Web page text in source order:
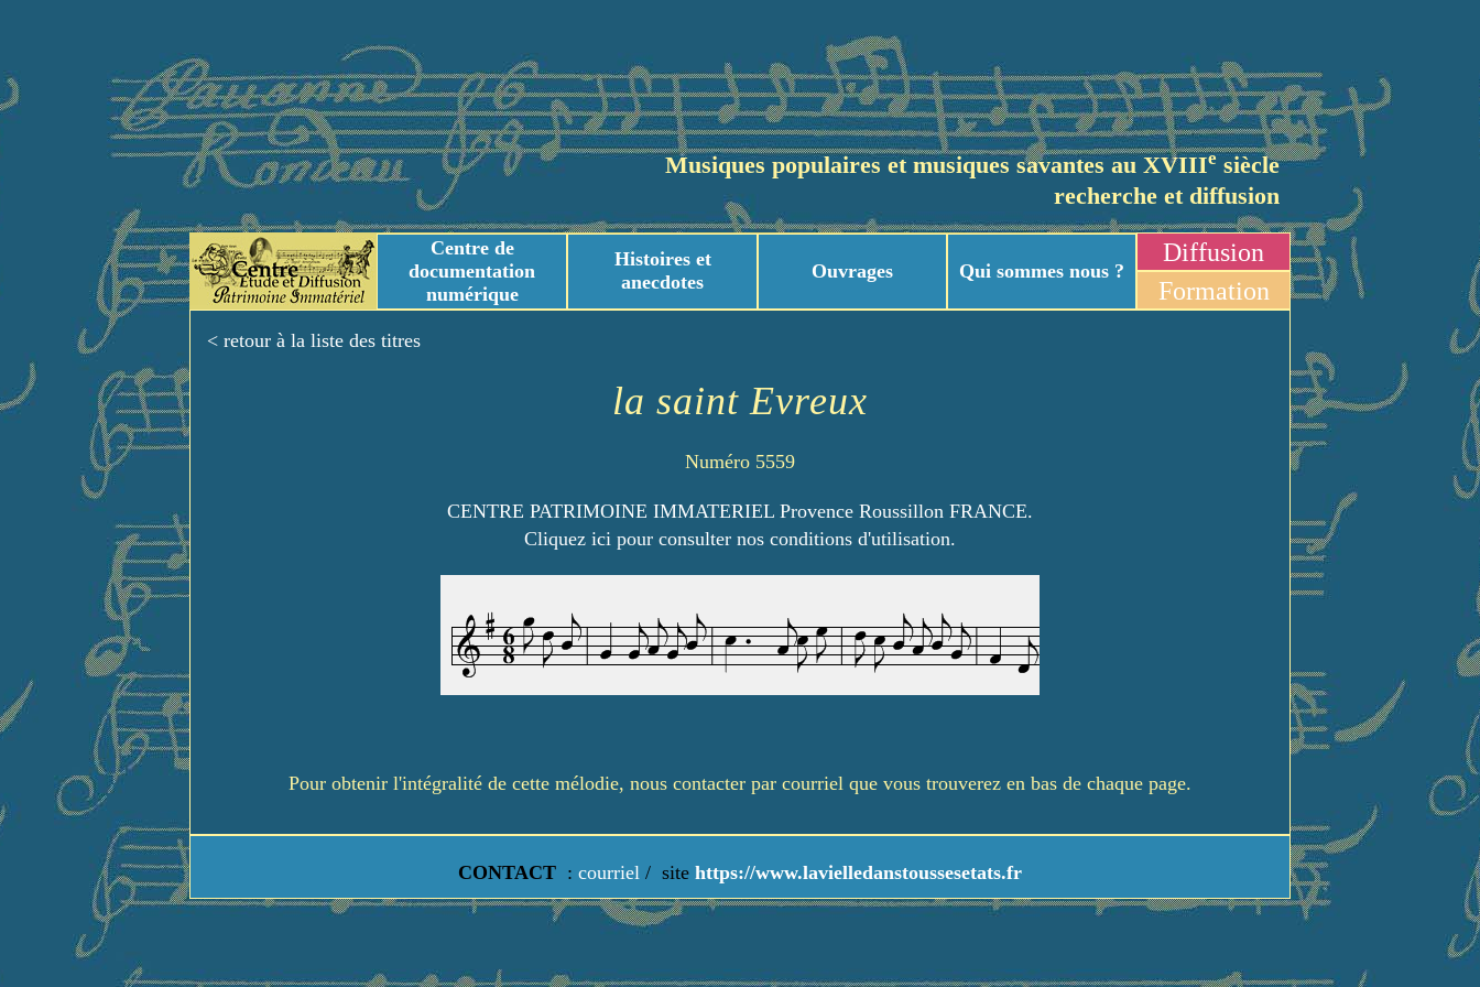
Musiques populaires et musiques savantes au XVIIIesiècle
recherche et diffusion
Centre de
documentation
numérique
Histoires et
anecdotes
Ouvrages Qui sommes nous ?
Diffusion
Formation
< retour à la liste des titres
la saint Evreux
Numéro 5559
CENTRE PATRIMOINE IMMATERIEL Provence Roussillon FRANCE.
Cliquez ici pour consulter nos conditions d'utilisation.
Pour obtenir l'intégralité de cette mélodie, nous contacter par courriel que vous trouverez en bas de chaque page.
CONTACT : courriel / site https://www.lavielledanstoussesetats.fr